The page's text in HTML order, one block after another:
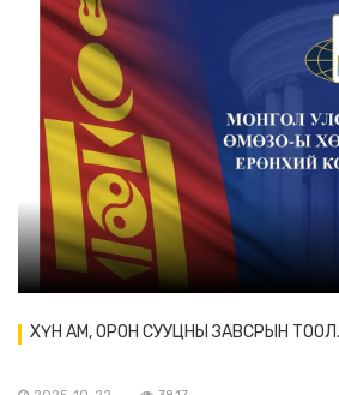
ХҮН АМ, ОРОН СУУЦНЫ ЗАВСРЫН